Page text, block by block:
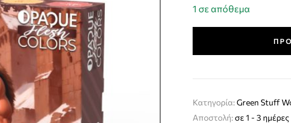
1 σε απόθεμα
Κατηγορία:Green Stuff
Αποστολή:σε 1 - 3 ημέρες